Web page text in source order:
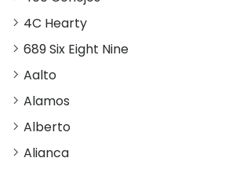
4C Hearty
689 Six Eight Nine
Aalto
Alamos
Alberto
Alianca